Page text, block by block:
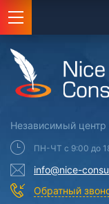
Независимый центр
ПН-ЧТ с 9:00 до
info@nice-
Обратный